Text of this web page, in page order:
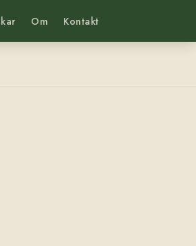
Om Kontakt